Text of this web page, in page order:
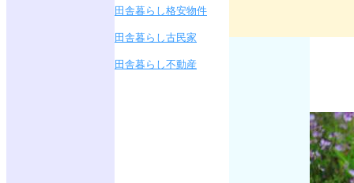
田舎暮らし格安物件
田舎暮らし古民家
田舎暮らし不動産